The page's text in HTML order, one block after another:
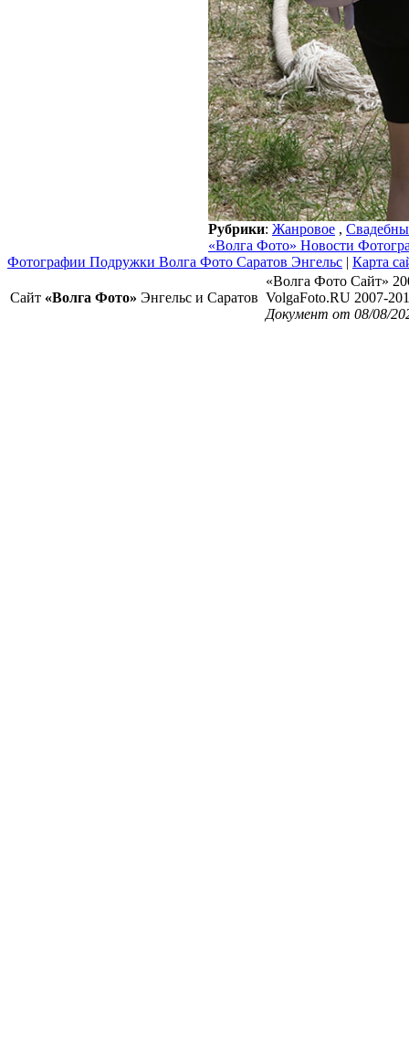
Рубрики: Жанровое ,
«Волга Фото» Новости
Фотографии Подружки Волга Фото Саратов Энгельс | Карта
Сайт «Волга Фото» Энгельс и Саратов
«Волга Фото Сайт»
VolgaFoto.RU 2007-
Документ от 08/08/